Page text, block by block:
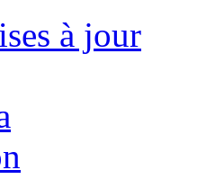
à jour